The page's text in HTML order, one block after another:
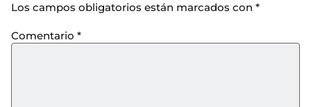
Los campos obligatorios están marcados con *
Comentario *